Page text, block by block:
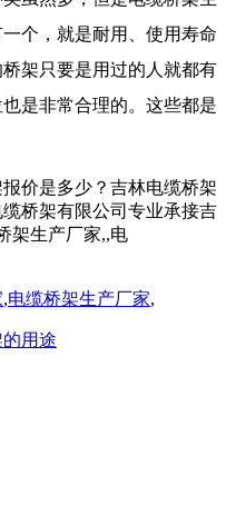
个，就是耐用、使用寿命
架只要是用过的人就都有
是非常合理的。这些都是
价是多少？吉林电缆桥架
桥架有限公司专业承接吉
架生产厂家,,电
,电缆桥架生产厂家,
用途